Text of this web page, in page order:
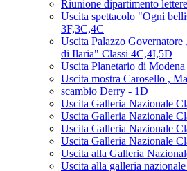
Riunione dipartimento lettere
Uscita spettacolo "Ogni
3F,3C,4C
Uscita Palazzo Governatore
di Ilaria" Classi 4C,4I,5D
Uscita Planetario di
Uscita mostra Carosello ,
scambio Derry - 1D
Uscita Galleria Nazionale
Uscita Galleria Nazionale
Uscita Galleria Nazionale
Uscita Galleria Nazionale
Uscita alla Galleria
Uscita alla galleria